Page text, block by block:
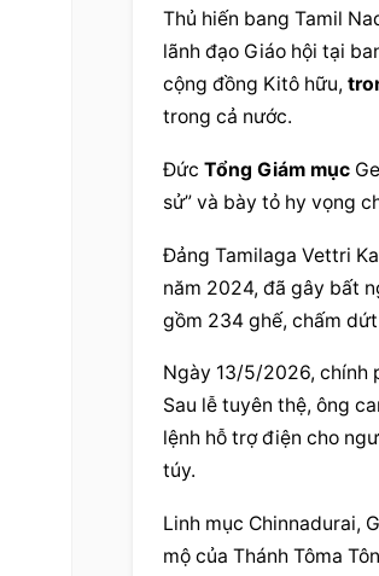
Thủ hiến bang Tamil
lãnh đạo Giáo hội tại
cộng đồng Kitô hữu,
trong cả nước.
Đức Tổng Giám mục
sử” và bày tỏ hy vọng
Đảng Tamilaga Vettri
năm 2024, đã gây bất
gồm 234 ghế, chấm
Ngày 13/5/2026, chính
Sau lễ tuyên thệ, ông
lệnh hỗ trợ điện cho
túy.
Linh mục Chinnadurai,
mộ của Thánh Tôma